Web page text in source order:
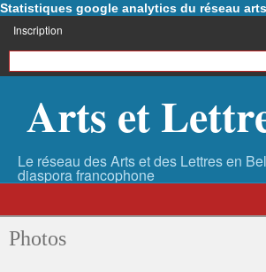
Statistiques google analytics du réseau
Inscription
Arts et
Photos